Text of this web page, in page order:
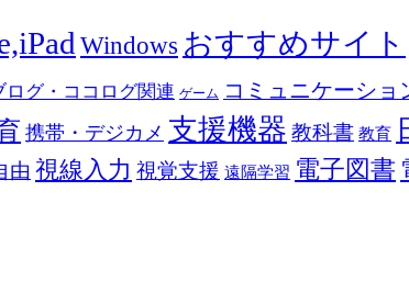
Windows おすすめサイト
ログ・ココログ関連 ゲーム コミュニケーショ
携帯・デジカメ 支援機器 教科書 教育
由 視線入力 視覚支援 遠隔学習 電子図書